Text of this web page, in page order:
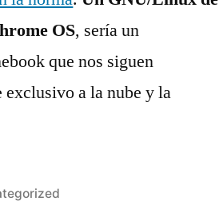
OS, sería un
que nos siguen
exclusivo a la nube y la